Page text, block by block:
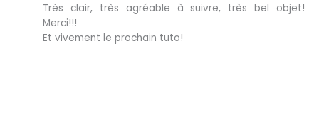
Très clair, très agréable à suivre, très bel objet!
Merci!!!
Et vivement le prochain tuto!